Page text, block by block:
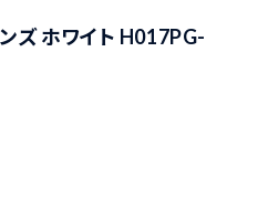
ズ ホワイト H017PG-